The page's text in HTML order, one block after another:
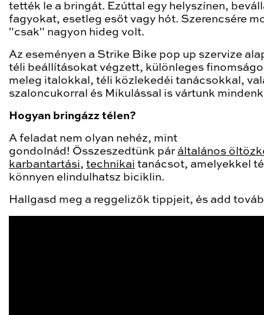
tették le a bringát. Ezúttal egy helyszínen,
fagyokat, esetleg esőt vagy hót. Szerencsére
"csak" nagyon hideg volt.
Az eseményen a Strike Bike pop up szervize
téli beállításokat végzett, különleges
meleg italokkal, téli közlekedéi tanácsokkal,
szaloncukorral és Mikulással is vártunk
Hogyan bringázz télen?
A feladat nem olyan nehéz, mint
gondolnád! Összeszedtünk pár általános
karbantartási, technikai tanácsot, amelyekkel
könnyen elindulhatsz biciklin.
Hallgasd meg a reggelizők tippjeit, és add